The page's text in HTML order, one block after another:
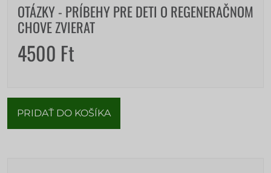
OTÁZKY - PRÍBEHY PRE DETI O REGENERAČNOM
CHOVE ZVIERAT
4500 Ft
PRIDAŤ DO KOŠÍKA